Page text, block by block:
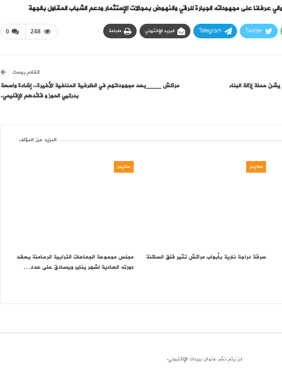
عرفانا على مجهوداته الجبارة للرقي والنهوض بمجالات الإستثمار ودعم الشباب المقاول بالجهة
0 248 Twitter
Telegram البريد الإلكتروني طباعة
حملة إزالة البناء
القادم بوست
مراكش ____بعد مجهوداتهم في الظرفية المناخية الأخيرة.. إشادة واسعة
بدركيي الحوز و قائدهم الإقليمي.
المزيد عن المؤلف
سلايدر
سرقة دراجة نارية بأبواب مراكش تثير قلق الساكنة
سلايدر
مجلس مجموعة الجماعات الترابية الرحامنة يعقد
دورته العادية لشهر يناير ويصادق على عدد…
لن يتم نشر عنوان بريدك الإلكتروني.